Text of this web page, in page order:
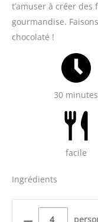
t’amuser à créer
gourmandise.
chocolaté !
30 minutes
facile
Ingrédients